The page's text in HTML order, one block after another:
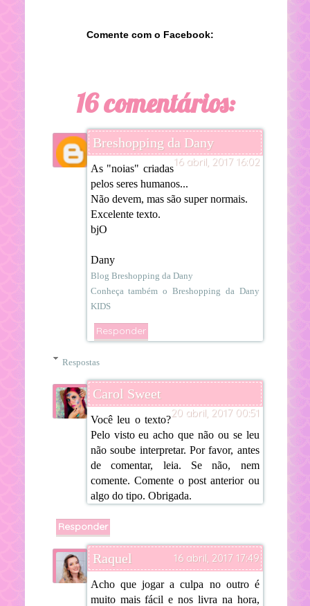
Comente com o Facebook:
16 comentários:
Breshopping da Dany
16 abril, 2017 16:02
As "noias" criadas
pelos seres humanos...
Não devem, mas são super normais.
Excelente texto.
bjO
Dany
Blog Breshopping da Dany
Conheça também o Breshopping da Dany
KIDS
Responder
Respostas
Carol Sweet
20 abril, 2017 00:51
Você leu o texto?
Pelo visto eu acho que não ou se leu
não soube interpretar. Por favor, antes
de comentar, leia. Se não, nem
comente. Comente o post anterior ou
algo do tipo. Obrigada.
Responder
Raquel 16 abril, 2017 17:49
Acho que jogar a culpa no outro é
muito mais fácil e nos livra na hora,